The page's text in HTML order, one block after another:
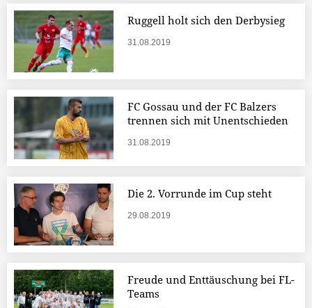
Ruggell holt sich den Derbysieg
31.08.2019
FC Gossau und der FC Balzers
trennen sich mit Unentschieden
31.08.2019
Die 2. Vorrunde im Cup steht
29.08.2019
Freude und Enttäuschung bei FL-
Teams